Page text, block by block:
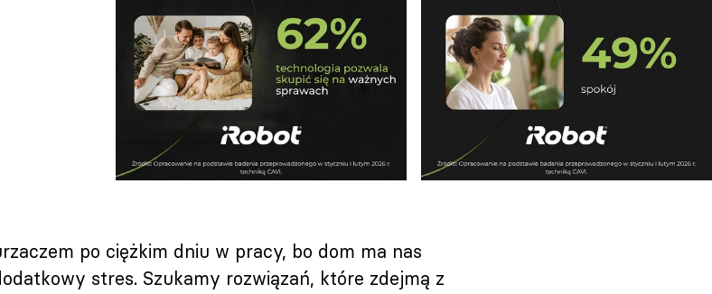
po ciężkim dniu w pracy, bo dom ma nas
stres. Szukamy rozwiązań, które zdejmą z